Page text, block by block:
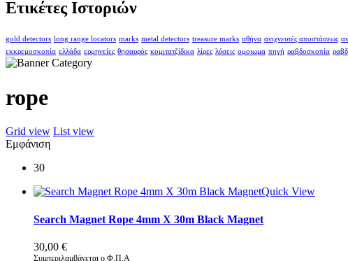
Ετικέτες Ιστοριών
gold detectors long range locators marks metal detectors treasure marks αθήνα ανιχνευτές αποστάσεως
εκκρεμοσκοπία ελλάδα ερμηνείες θησαυρός κομιτατζίδικα λίρες λύσεις ομοιωμα πηγή ραβδοσκοπία
rope
Grid view List view
Εμφάνιση
30
Quick View
Search Magnet Rope 4mm X 30m Black Magnet
30,00 €
Συμπεριλαμβάνεται ο Φ.Π.Α